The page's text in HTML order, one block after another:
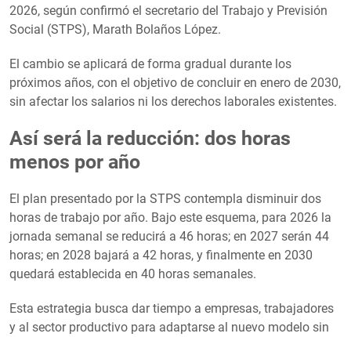
2026, según confirmó el secretario del Trabajo y Previsión
Social (STPS), Marath Bolaños López.
El cambio se aplicará de forma gradual durante los
próximos años, con el objetivo de concluir en enero de 2030,
sin afectar los salarios ni los derechos laborales existentes.
Así será la reducción: dos horas
menos por año
El plan presentado por la STPS contempla disminuir dos
horas de trabajo por año. Bajo este esquema, para 2026 la
jornada semanal se reducirá a 46 horas; en 2027 serán 44
horas; en 2028 bajará a 42 horas, y finalmente en 2030
quedará establecida en 40 horas semanales.
Esta estrategia busca dar tiempo a empresas, trabajadores
y al sector productivo para adaptarse al nuevo modelo sin